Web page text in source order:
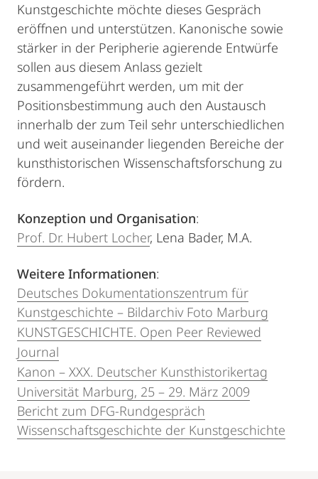
Kunstgeschichte möchte dieses Gespräch
eröffnen und unterstützen. Kanonische sowie
stärker in der Peripherie agierende Entwürfe
sollen aus diesem Anlass gezielt
zusammengeführt werden, um mit der
Positionsbestimmung auch den Austausch
innerhalb der zum Teil sehr unterschiedlichen
und weit auseinander liegenden Bereiche der
kunsthistorischen Wissenschaftsforschung zu
fördern.
Konzeption und Organisation:
Prof. Dr. Hubert Locher, Lena Bader, M.A.
Weitere Informationen:
Deutsches Dokumentationszentrum für
Kunstgeschichte – Bildarchiv Foto Marburg
KUNSTGESCHICHTE. Open Peer Reviewed
Journal
Kanon – XXX. Deutscher Kunsthistorikertag
Universität Marburg, 25 – 29. März 2009
Bericht zum DFG-Rundgespräch
Wissenschaftsgeschichte der Kunstgeschichte